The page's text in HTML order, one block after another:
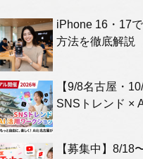
iPhone 16・17
方法を徹底解説
【9/8名古屋・
SNSトレンド ×
【募集中】8/18